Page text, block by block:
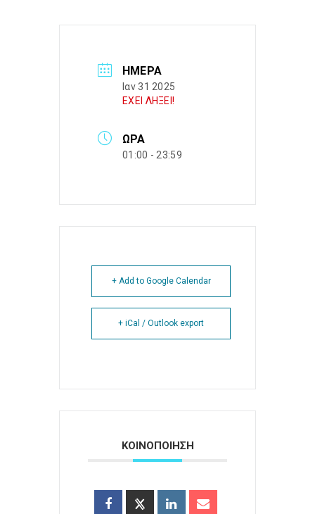
ΗΜΈΡΑ
Ιαν 31 2025
ΕΧΕΙ ΛΗΞΕΙ!
ΏΡΑ
01:00 - 23:59
+ Add to Google Calendar
+ iCal / Outlook export
ΚΟΙΝΟΠΟΙΗΣΗ